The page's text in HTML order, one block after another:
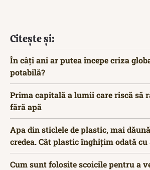
Citește și:
În câți ani ar putea începe criza
potabilă?
Prima capitală a lumii care riscă să
fără apă
Apa din sticlele de plastic, mai
credea. Cât plastic înghițim odată cu
Cum sunt folosite scoicile pentru a